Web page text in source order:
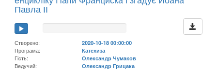
Павла ІІ
Створено:
2020-10-18 00:00:00
Програма:
Катехиза
Гість:
Олександр Чумаков
Ведучий:
Олександр Грицака